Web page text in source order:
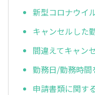
新型コロナウイ
キャンセルした
間違えてキャン
勤務日/勤務時間
申請書類に関す